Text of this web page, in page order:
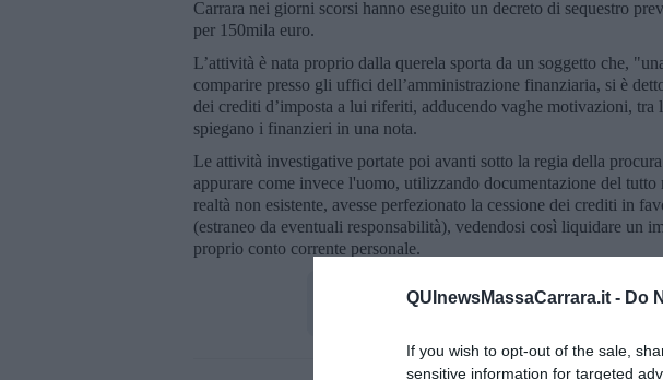
QUInewsMassaCarrara.it - Do
If you wish to opt-out of the sale,
sensitive information for targeted
Carrara nei giorni scorsi hanno eseguito un decreto di sequestro
per 150mila euro.
L’attività è nata proprio dalla querela sporta da un soggetto che,
comparire presso gli uffici dell’amministrazione finanziaria, si è
dei crediti d’imposta a lui riferiti, adducendo vaghe motivazioni, tra
spiegano i finanzieri in una nota.
Le attività investigative portate poi avanti sotto la regia della
appurare come invece l'uomo, utilizzando documentazione del
realtà non esistente, avesse perfezionato la cessione dei crediti in
(estraneo da eventuali responsabilità), vedendosi così liquidare un
proprio conto corrente personale.